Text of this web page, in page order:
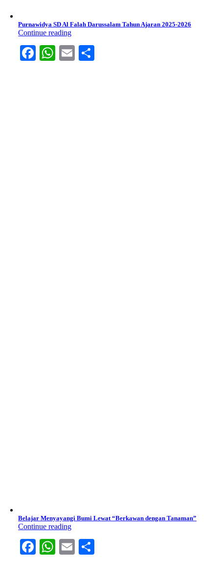
Purnawidya SD Al Falah Darussalam Tahun Ajaran 2025-2026
Continue reading
Facebook
WhatsApp
Email
Belajar Menyayangi Bumi Lewat “Berkawan dengan Tanaman”
Continue reading
Facebook
WhatsApp
Email